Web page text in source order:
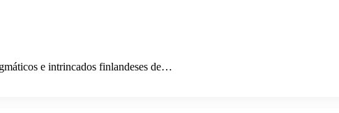
e intrincados finlandeses de…